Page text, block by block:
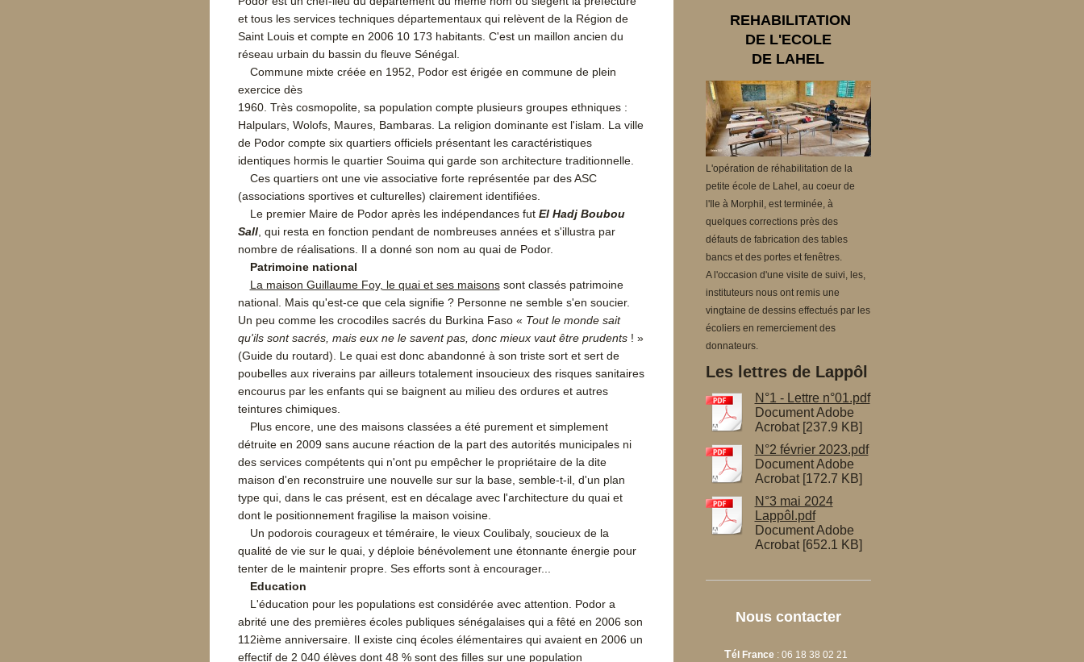
et tous les services techniques départementaux qui relèvent de la Région de
Saint Louis et compte en 2006 10 173 habitants. C'est un maillon ancien du
réseau urbain du bassin du fleuve Sénégal.
Commune mixte créée en 1952, Podor est érigée en commune de plein
exercice dès
1960. Très cosmopolite, sa population compte plusieurs groupes ethniques :
Halpulars, Wolofs, Maures, Bambaras. La religion dominante est l'islam. La ville
de Podor compte six quartiers officiels présentant les caractéristiques
identiques hormis le quartier Souima qui garde son architecture traditionnelle.
Ces quartiers ont une vie associative forte représentée par des ASC
(associations sportives et culturelles) clairement identifiées.
Le premier Maire de Podor après les indépendances fut El Hadj Boubou
Sall, qui resta en fonction pendant de nombreuses années et s'illustra par
nombre de réalisations. Il a donné son nom au quai de Podor.
Patrimoine national
La maison Guillaume Foy, le quai et ses maisonssont classés patrimoine
national. Mais qu'est-ce que cela signifie ? Personne ne semble s'en soucier.
Un peu comme les crocodiles sacrés du Burkina Faso « Tout le monde sait
qu'ils sont sacrés, mais eux ne le savent pas, donc mieux vaut être prudents ! »
(Guide du routard). Le quai est donc abandonné à son triste sort et sert de
poubelles aux riverains par ailleurs totalement insoucieux des risques sanitaires
encourus par les enfants qui se baignent au milieu des ordures et autres
teintures chimiques.
Plus encore, une des maisons classées a été purement et simplement
détruite en 2009 sans aucune réaction de la part des autorités municipales ni
des services compétents qui n'ont pu empêcher le propriétaire de la dite
maison d'en reconstruire une nouvelle sur sur la base, semble-t-il, d'un plan
type qui, dans le cas présent, est en décalage avec l'architecture du quai et
dont le positionnement fragilise la maison voisine.
Un podorois courageux et téméraire, le vieux Coulibaly, soucieux de la
qualité de vie sur le quai, y déploie bénévolement une étonnante énergie pour
tenter de le maintenir propre. Ses efforts sont à encourager...
Education
L'éducation pour les populations est considérée avec attention. Podor a
abrité une des premières écoles publiques sénégalaises qui a fêté en 2006 son
112ième anniversaire. Il existe cinq écoles élémentaires qui avaient en 2006 un
effectif de 2 040 élèves dont 48 % sont des filles sur une population
REHABILITATION
DE L'ECOLE
DE LAHEL
L'opération de réhabilitation de la
petite école de Lahel, au coeur de
l'Ile à Morphil, est terminée, à
quelques corrections près des
défauts de fabrication des tables
bancs et des portes et fenêtres.
A l'occasion d'une visite de suivi, les,
instituteurs nous ont remis une
vingtaine de dessins effectués par les
écoliers en remerciement des
donnateurs.
Les lettres de Lappôl
N°1 - Lettre n°01.pdf
Document Adobe
Acrobat [237.9 KB]
N°2 février 2023.pdf
Document Adobe
Acrobat [172.7 KB]
N°3 mai 2024
Lappôl.pdf
Document Adobe
Acrobat [652.1 KB]
Nous contacter
Tél France: 06 18 38 02 21